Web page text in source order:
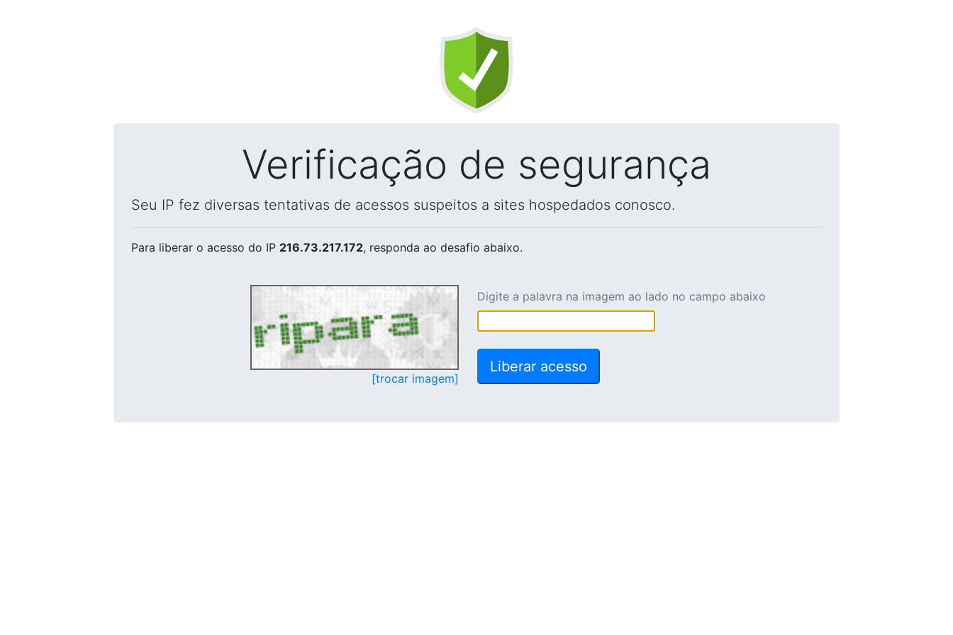
Verificação de segurança
Seu IP fez diversas tentativas de acessos suspeitos a sites hospedados conosco.
Para liberar o acesso do IP 216.73.217.172, responda ao desafio abaixo.
[trocar imagem]
Digite a palavra na imagem ao lado no campo abaixo